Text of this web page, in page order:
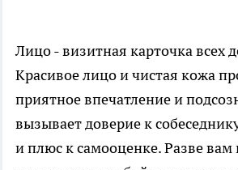
Лицо - визитная карточка всех
Красивое лицо и чистая кожа
приятное впечатление и
вызывает доверие к
и плюс к самооценке. Разве вам